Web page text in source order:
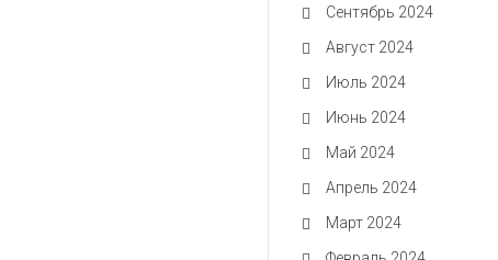
Сентябрь 2024
Август 2024
Июль 2024
Июнь 2024
Май 2024
Апрель 2024
Март 2024